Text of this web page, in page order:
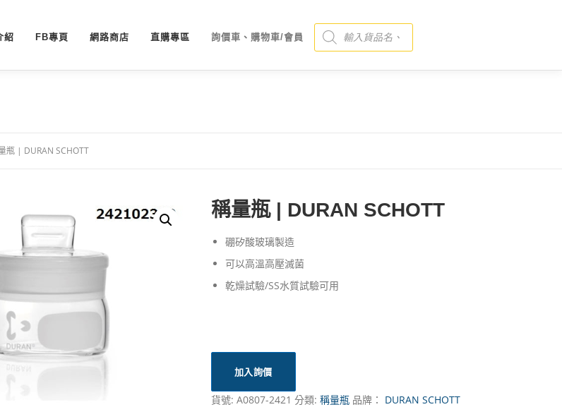
紹 FB專頁 網路商店 直購專區 詢價車、購物車/會員
Products search
瓶 | DURAN SCHOTT
稱量瓶 | DURAN SCHOTT
硼矽酸玻璃製造
可以高溫高壓滅菌
乾燥試驗/SS水質試驗可用
加入詢價
貨號: A0807-2421 分類: 稱量瓶 品牌： DURAN SCHOTT